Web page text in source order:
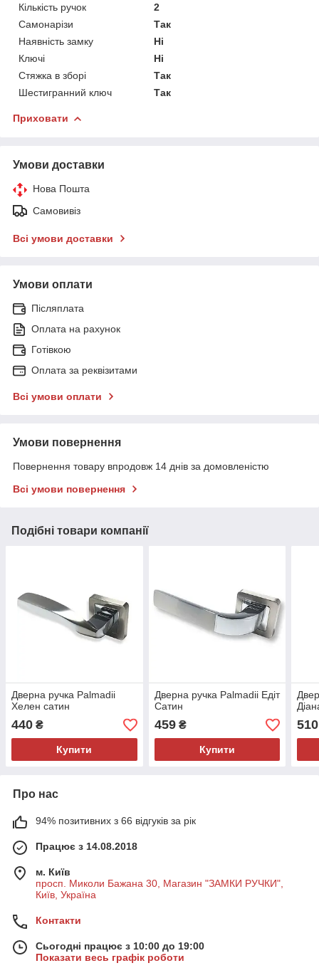
Кількість ручок
2
Самонарізи
Так
Наявність замку
Ні
Ключі
Ні
Стяжка в зборі
Так
Шестигранний ключ
Так
Приховати
Умови доставки
Нова Пошта
Самовивіз
Всі умови доставки
Умови оплати
Післяплата
Оплата на рахунок
Готівкою
Оплата за реквізитами
Всі умови оплати
Умови повернення
Повернення товару впродовж 14 днів за домовленістю
Всі умови повернення
Подібні товари компанії
Дверна ручка Palmadii
Хелен сатин
440 ₴
Купити
Дверна ручка Palmadii Едіт
Сатин
459₴
Купити
510
Про нас
94% позитивних з 66 відгуків за рік
Працює з 14.08.2018
м. Київ
просп. Миколи Бажана 30, Магазин "ЗАМКИ РУЧКИ",
Київ, Україна
Контакти
Сьогодні працює з 10:00 до 19:00
Показати весь графік роботи